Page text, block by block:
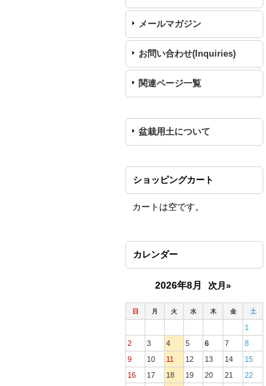
メールマガジン
お問い合わせ(Inquiries)
関連ページ一覧
盆栽用土について
ショッピングカート
カートは空です。
カレンダー
2026年8月 次月»
日 月 火 水 木 金 土
1
2
3 4 5 6 7
8
9
10 11 12 13 14
15
16
17 18 19 20 21
22